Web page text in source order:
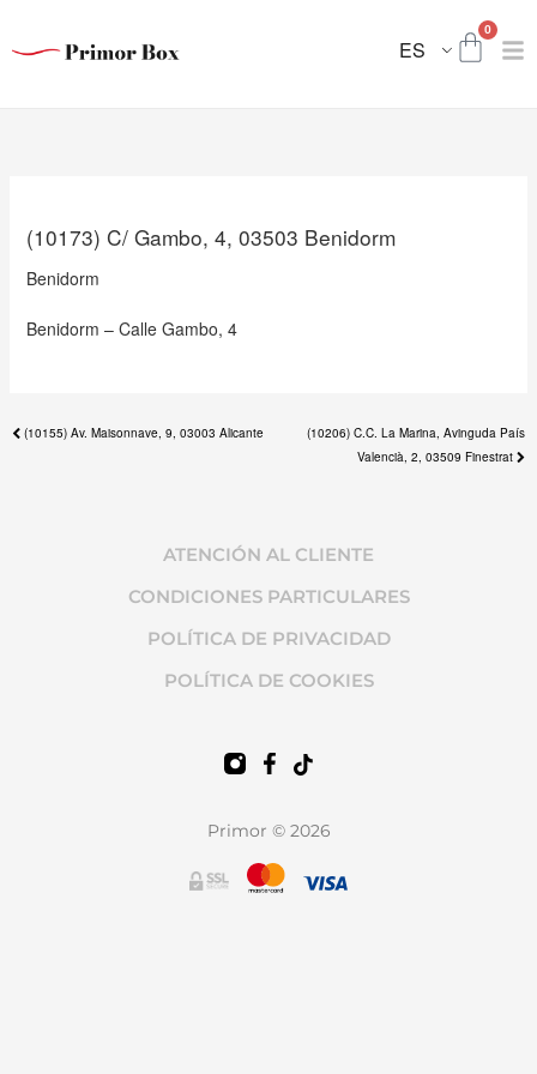
contenido
ES
0
(10173) C/ Gambo, 4, 03503 Benidorm
Benidorm
Benidorm – Calle Gambo, 4
Previous
(10155) Av. Maisonnave, 9, 03003 Alicante
(10206) C.C. La Marina, Avinguda País
Valencià, 2, 03509 Finestrat
ATENCIÓN AL CLIENTE
CONDICIONES PARTICULARES
POLÍTICA DE PRIVACIDAD
POLÍTICA DE COOKIES
Primor © 2026